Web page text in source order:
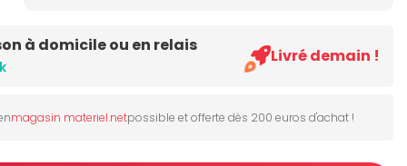
à domicile ou en relais
Livré demain !
magasin materiel.netpossible et offerte dès 200 euros d'achat !